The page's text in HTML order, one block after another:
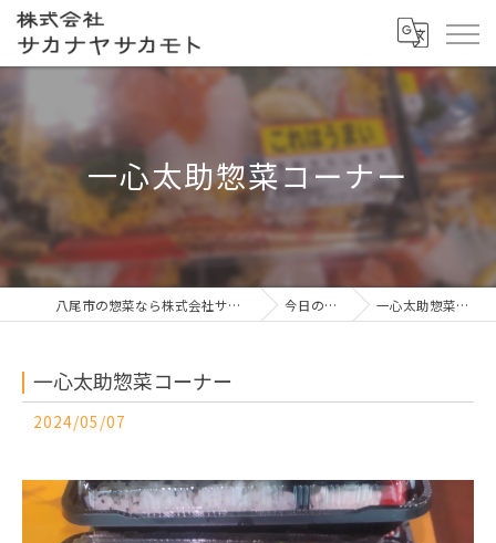
一心太助惣菜コーナー
八尾市の惣菜なら株式会社サカナヤサカモト 今日の一押し 一心太助惣菜コーナー
一心太助惣菜コーナー
2024/05/07